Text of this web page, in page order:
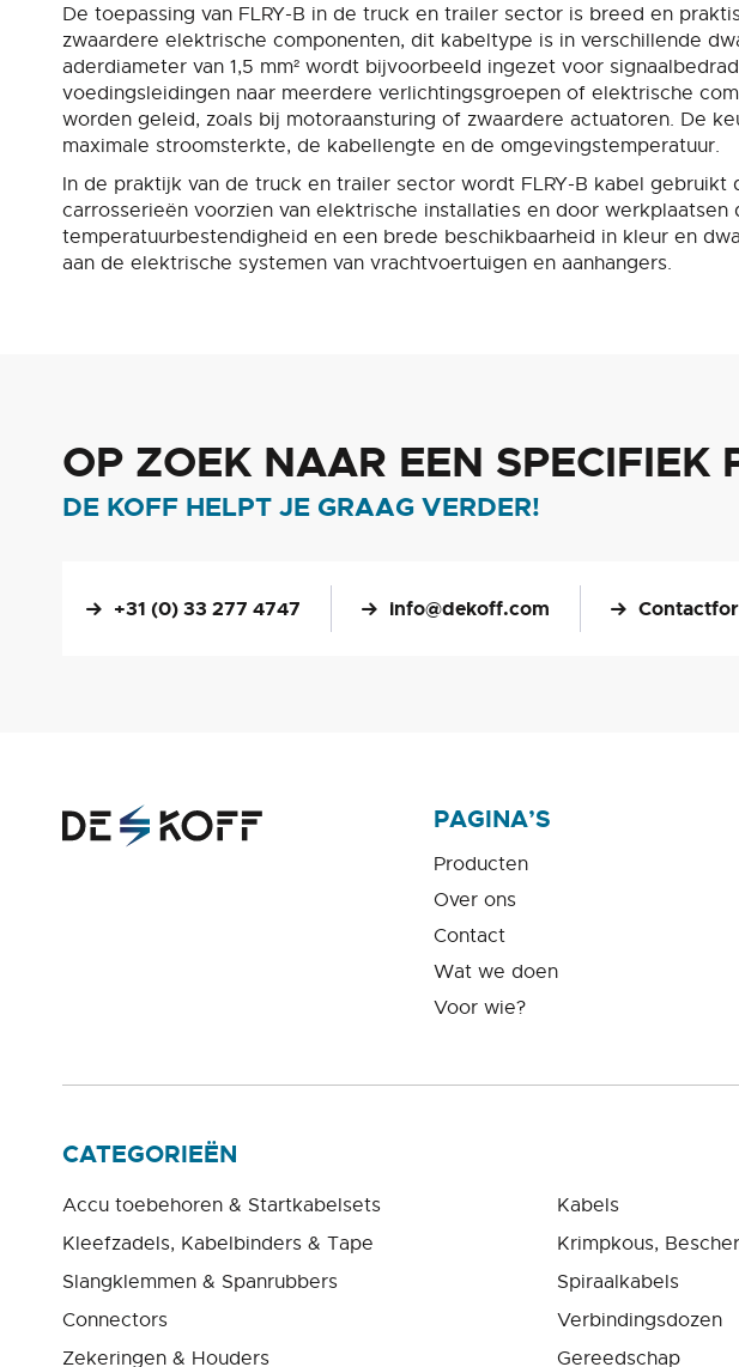
De toepassing van FLRY-B in de truck en trailer sector is breed en
zwaardere elektrische componenten, dit kabeltype is in verschillende
aderdiameter van 1,5 mm² wordt bijvoorbeeld ingezet voor
voedingsleidingen naar meerdere verlichtingsgroepen of elektrische
worden geleid, zoals bij motoraansturing of zwaardere actuatoren. De
maximale stroomsterkte, de kabellengte en de omgevingstemperatuur.
In de praktijk van de truck en trailer sector wordt FLRY-B kabel
carrosserieën voorzien van elektrische installaties en door
temperatuurbestendigheid en een brede beschikbaarheid in kleur en
aan de elektrische systemen van vrachtvoertuigen en aanhangers.
OP ZOEK NAAR EEN SPECIFIEK
DE KOFF HELPT JE GRAAG VERDER!
+31 (0) 33 277 4747 info@dekoff.com
PAGINA’S
Producten
Over ons
Contact
Wat we doen
Voor wie?
CATEGORIEËN
Accu toebehoren & Startkabelsets Kabels
Kleefzadels, Kabelbinders & Tape
Krimpkous,
Slangklemmen & Spanrubbers
Spiraalkabels
Connectors
Verbindingsdozen
Zekeringen & Houders
Gereedschap